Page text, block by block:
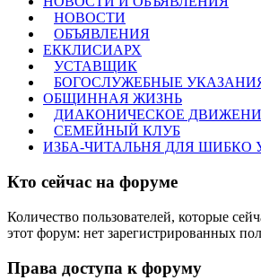
НОВОСТИ
ОБЪЯВЛЕНИЯ
ЕККЛИСИАРХ
УСТАВЩИК
БОГОСЛУЖЕБНЫЕ
ОБЩИННАЯ ЖИЗНЬ
ДИАКОНИЧЕСКОЕ
СЕМЕЙНЫЙ КЛУБ
ИЗБА-ЧИТАЛЬНЯ ДЛЯ
Кто сейчас на форуме
Количество пользователей, которые
этот форум: нет зарегистрированных
Права доступа к форуму